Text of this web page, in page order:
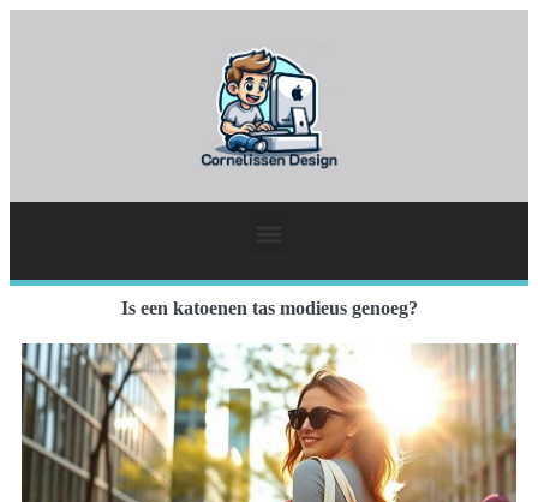
Is een katoenen tas modieus genoeg?